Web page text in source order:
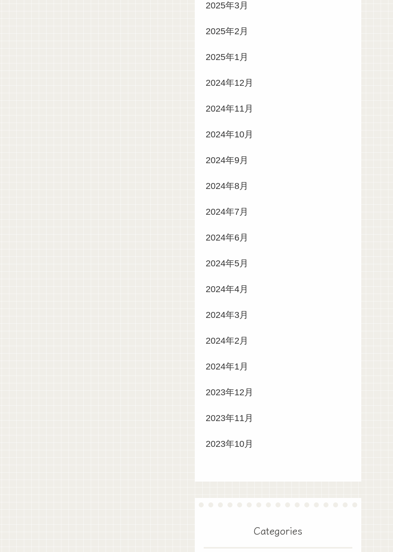
2025年3月
2025年2月
2025年1月
2024年12月
2024年11月
2024年10月
2024年9月
2024年8月
2024年7月
2024年6月
2024年5月
2024年4月
2024年3月
2024年2月
2024年1月
2023年12月
2023年11月
2023年10月
Categories